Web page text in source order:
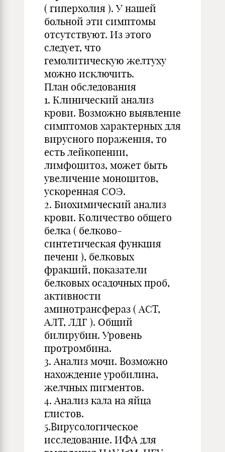
( гиперхолия ). У нашей
больной эти симптомы
отсутствуют. Из этого
следует, что
гемолитическую желтуху
можно исключить.
План обследования
1. Клинический анализ
крови. Возможно выявление
симптомов характерных для
вирусного поражения, то
есть лейкопении,
лимфоцитоз, может быть
увеличение моноцитов,
ускоренная СОЭ.
2. Биохимический анализ
крови. Количество общего
белка ( белково-
синтетическая функция
печени ), белковых
фракций, показатели
белковых осадочных проб,
активности
аминотрансфераз ( АСТ,
АЛТ, ЛДГ ). Общий
билирубин. Уровень
протромбина.
3. Анализ мочи. Возможно
нахождение уробилина,
желчных пигментов.
4. Анализ кала на яйца
глистов.
5.Вирусологическое
исследование. ИФА для